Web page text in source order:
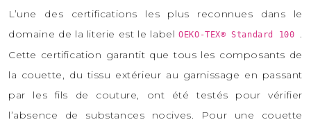
L’une des certifications les plus reconnues dans le
domaine de la literie est le labelOEKO-TEX® Standard 100 .
Cette certification garantit que tous les composants de
la couette, du tissu extérieur au garnissage en passant
par les fils de couture, ont été testés pour vérifier
l’absence de substances nocives. Pour une couette